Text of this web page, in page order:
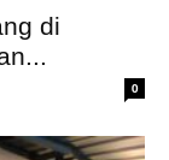
di
0